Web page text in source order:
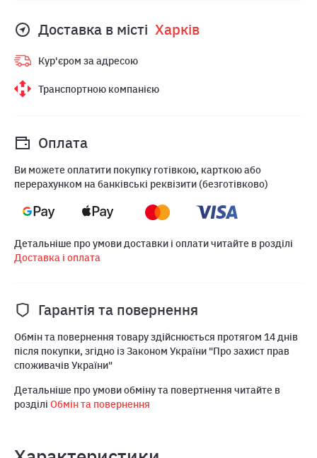
Доставка в місті Харкiв
Кур'єром за адресою
Транспортною компанією
Оплата
Ви можете оплатити покупку готівкою, карткою або
перерахунком на банківські реквізити (безготівково)
Детальніше про умови доставки і оплати читайте в розділі
Доставка і оплата
Гарантія та повернення
Обмін та повернення товару здійснюється протягом 14 днів
після покупки, згідно із Законом України "Про захист прав
споживачів України"
Детальніше про умови обміну та повертнення читайте в
розділі Обмін та повернення